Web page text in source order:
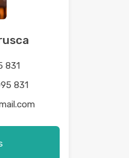
831
831